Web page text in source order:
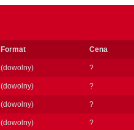
Format Cena
(dowolny) ?
(dowolny) ?
(dowolny) ?
(dowolny) ?